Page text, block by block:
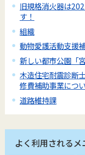
旧規格消火器は
す！
組織
動物愛護活動支援
新しい都市公園「
木造住宅耐震診断
修費補助事業につ
道路維持課
よく利用されるメ